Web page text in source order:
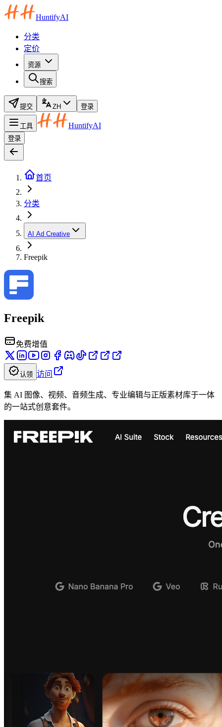
HuntifyAI
分类
定价
资源
搜索
提交 ZH 登录
工具 HuntifyAI
登录
首页
分类
AI Ad Creative
Freepik
Freepik
免费增值
认领 访问
集 AI 图像、视频、音频生成、专业编辑与正版素材库于一体
的一站式创意套件。